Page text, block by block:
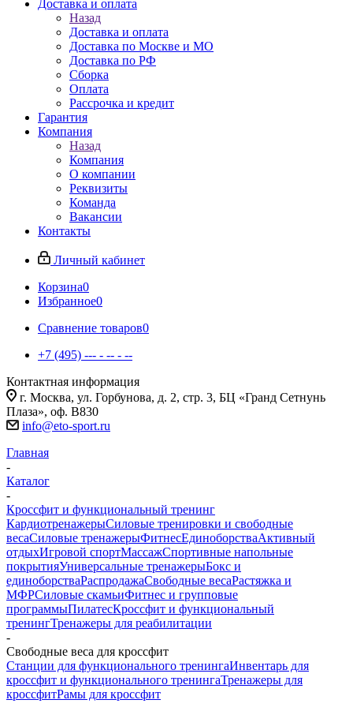
Доставка и оплата
Назад
Доставка и оплата
Доставка по Москве и МО
Доставка по РФ
Сборка
Оплата
Рассрочка и кредит
Гарантия
Компания
Назад
Компания
О компании
Реквизиты
Команда
Вакансии
Контакты
Личный кабинет
Корзина0
Избранное0
Сравнение товаров0
+7 (495) --- - -- - --
Контактная информация
г. Москва, ул. Горбунова, д. 2, стр. 3, БЦ «Гранд Сетнунь
Плаза», оф. В830
info@eto-sport.ru
Главная
-
Каталог
-
Кроссфит и функциональный тренинг
КардиотренажерыСиловые тренировки и свободные
весаСиловые тренажерыФитнесЕдиноборстваАктивный
отдыхИгровой спортМассажСпортивные напольные
покрытияУниверсальные тренажерыБокс и
единоборстваРаспродажаСвободные весаРастяжка и
МФРСиловые скамьиФитнес и групповые
программыПилатесКроссфит и функциональный
тренингТренажеры для реабилитации
-
Свободные веса для кроссфит
Станции для функционального тренингаИнвентарь для
кроссфит и функционального тренингаТренажеры для
кроссфитРамы для кроссфит